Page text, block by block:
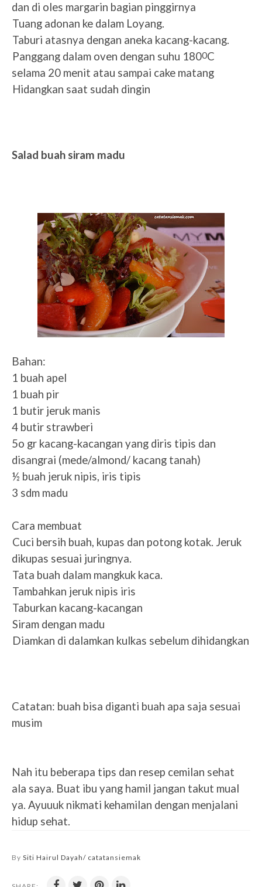
dan di oles margarin bagian pinggirnya
Tuang adonan ke dalam Loyang.
Taburi atasnya dengan aneka kacang-kacang.
Panggang dalam oven dengan suhu 1800C
selama 20 menit atau sampai cake matang
Hidangkan saat sudah dingin
Salad buah siram madu
Bahan:
1 buah apel
1 buah pir
1 butir jeruk manis
4 butir strawberi
5o gr kacang-kacangan yang diris tipis dan
disangrai (mede/almond/ kacang tanah)
½ buah jeruk nipis, iris tipis
3 sdm madu
Cara membuat
Cuci bersih buah, kupas dan potong kotak. Jeruk
dikupas sesuai juringnya.
Tata buah dalam mangkuk kaca.
Tambahkan jeruk nipis iris
Taburkan kacang-kacangan
Siram dengan madu
Diamkan di dalamkan kulkas sebelum dihidangkan
Catatan: buah bisa diganti buah apa saja sesuai
musim
Nah itu beberapa tips dan resep cemilan sehat
ala saya. Buat ibu yang hamil jangan takut mual
ya. Ayuuuk nikmati kehamilan dengan menjalani
hidup sehat.
By Siti Hairul Dayah/ catatansiemak